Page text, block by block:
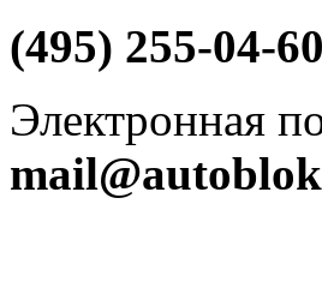
(495) 255-04-60
Электронная